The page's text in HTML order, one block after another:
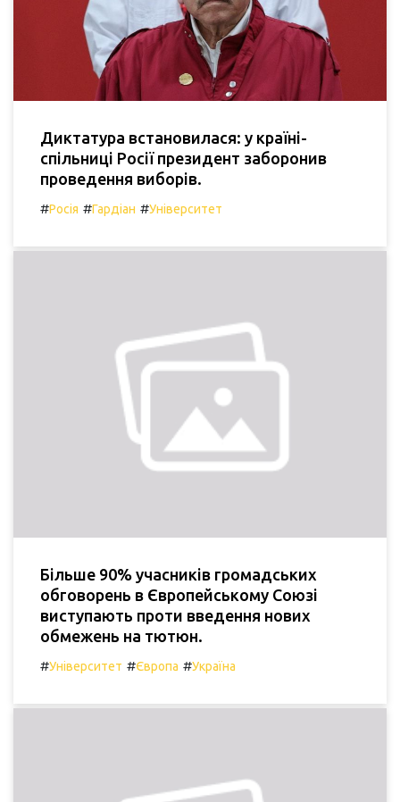
Диктатура встановилася: у країні-
спільниці Росії президент заборонив
проведення виборів.
#Росія #Гардіан #Університет
Більше 90% учасників громадських
обговорень в Європейському Союзі
виступають проти введення нових
обмежень на тютюн.
#Університет #Європа #Україна